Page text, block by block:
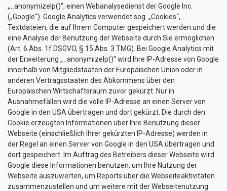
„_anonymizeIp()“, einen Webanalysedienst der Google Inc.
(„Google“). Google Analytics verwendet sog. „Cookies“,
Textdateien, die auf Ihrem Computer gespeichert werden und die
eine Analyse der Benutzung der Webseite durch Sie ermöglichen
(Art. 6 Abs. 1f DSGVO, § 15 Abs. 3 TMG). Bei Google Analytics mit
der Erweiterung „_anonymizeIp()“ wird Ihre IP-Adresse von Google
innerhalb von Mitgliedstaaten der Europäischen Union oder in
anderen Vertragsstaaten des Abkommens über den
Europäischen Wirtschaftsraum zuvor gekürzt. Nur in
Ausnahmefällen wird die volle IP-Adresse an einen Server von
Google in den USA übertragen und dort gekürzt. Die durch den
Cookie erzeugten Informationen über Ihre Benutzung dieser
Webseite (einschließlich Ihrer gekürzten IP-Adresse) werden in
der Regel an einen Server von Google in den USA übertragen und
dort gespeichert. Im Auftrag des Betreibers dieser Webseite wird
Google diese Informationen benutzen, um Ihre Nutzung der
Webseite auszuwerten, um Reports über die Webseiteaktivitäten
zusammenzustellen und um weitere mit der Webseitenutzung